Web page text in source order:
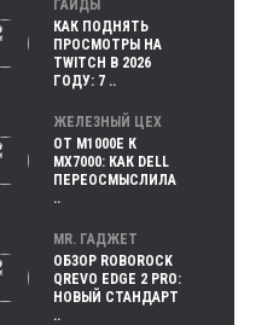
ГАЙДЫ
КАК ПОДНЯТЬ
ПРОСМОТРЫ НА
TWITCH В 2026
ГОДУ: 7 ..
ЖЕЛЕЗНЫЙ ЦЕХ
ОТ M1000E К
MX7000: КАК DELL
ПЕРЕОСМЫСЛИЛА
..
MR. ГАДЖЕТ
ОБЗОР ROBOROCK
QREVO EDGE 2 PRO:
НОВЫЙ СТАНДАРТ
..